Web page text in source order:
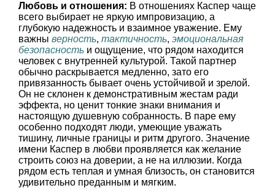
Любовь и отношения: В отношениях Каспер чаще
всего выбирает не яркую импровизацию, а
глубокую надежность и взаимное уважение. Ему
важны верность, тактичность, эмоциональная
безопасность и ощущение, что рядом находится
человек с внутренней культурой. Такой партнер
обычно раскрывается медленно, зато его
привязанность бывает очень устойчивой и зрелой.
Он не склонен к демонстративным жестам ради
эффекта, но ценит тонкие знаки внимания и
настоящую душевную собранность. В паре ему
особенно подходят люди, умеющие уважать
тишину, личные границы и ритм другого. Значение
имени Каспер в любви проявляется как желание
строить союз на доверии, а не на иллюзии. Когда
рядом есть теплая и умная близость, он становится
удивительно преданным и мягким.